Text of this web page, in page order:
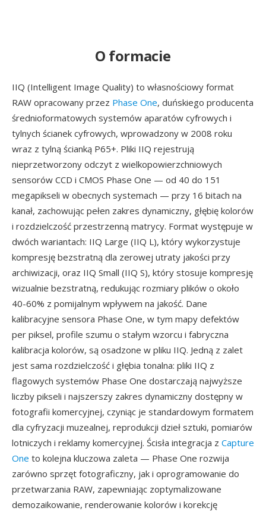
O formacie
IIQ (Intelligent Image Quality) to własnościowy format
RAW opracowany przez Phase One, duńskiego producenta
średnioformatowych systemów aparatów cyfrowych i
tylnych ścianek cyfrowych, wprowadzony w 2008 roku
wraz z tylną ścianką P65+. Pliki IIQ rejestrują
nieprzetworzony odczyt z wielkopowierzchniowych
sensorów CCD i CMOS Phase One — od 40 do 151
megapikseli w obecnych systemach — przy 16 bitach na
kanał, zachowując pełen zakres dynamiczny, głębię kolorów
i rozdzielczość przestrzenną matrycy. Format występuje w
dwóch wariantach: IIQ Large (IIQ L), który wykorzystuje
kompresję bezstratną dla zerowej utraty jakości przy
archiwizacji, oraz IIQ Small (IIQ S), który stosuje kompresję
wizualnie bezstratną, redukując rozmiary plików o około
40-60% z pomijalnym wpływem na jakość. Dane
kalibracyjne sensora Phase One, w tym mapy defektów
per piksel, profile szumu o stałym wzorcu i fabryczna
kalibracja kolorów, są osadzone w pliku IIQ. Jedną z zalet
jest sama rozdzielczość i głębia tonalna: pliki IIQ z
flagowych systemów Phase One dostarczają najwyższe
liczby pikseli i najszerszy zakres dynamiczny dostępny w
fotografii komercyjnej, czyniąc je standardowym formatem
dla cyfryzacji muzealnej, reprodukcji dzieł sztuki, pomiarów
lotniczych i reklamy komercyjnej. Ścisła integracja z Capture
One to kolejna kluczowa zaleta — Phase One rozwija
zarówno sprzęt fotograficzny, jak i oprogramowanie do
przetwarzania RAW, zapewniając zoptymalizowane
demozaikowanie, renderowanie kolorów i korekcję